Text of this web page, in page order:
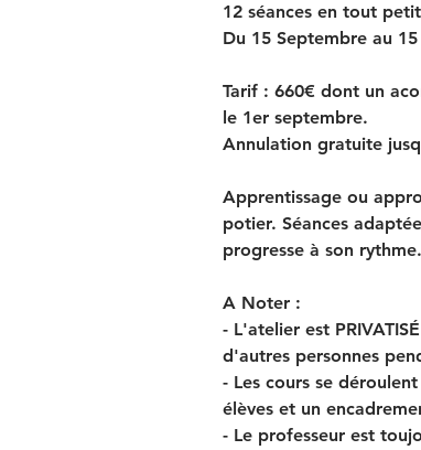
12 séances en tout
Du 15 Septembre au
Tarif : 660€ dont un
le 1er septembre.
Annulation gratuite
Apprentissage ou
potier. Séances
progresse à son rythme.
A Noter :
- L'atelier est
d'autres personnes
- Les cours se
élèves et un
- Le professeur est